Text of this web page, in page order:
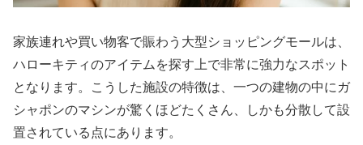
家族連れや買い物客で賑わう大型ショッピングモールは、
ハローキティのアイテムを探す上で非常に強力なスポット
となります。こうした施設の特徴は、一つの建物の中にガ
シャポンのマシンが驚くほどたくさん、しかも分散して設
置されている点にあります。